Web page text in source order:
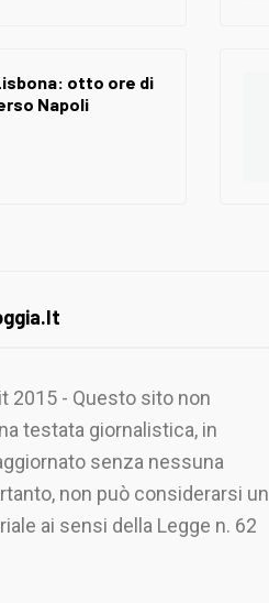
otto ore di
Napoli
2015 - Questo sito non
testata giornalistica, in
senza nessuna
non può considerarsi un
ai sensi della Legge n. 62